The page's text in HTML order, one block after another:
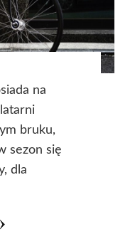
na
bruku,
sezon się
dla